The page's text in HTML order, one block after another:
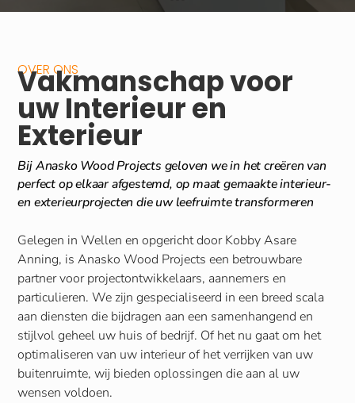
OVER ONS
Vakmanschap voor
uw Interieur en
Exterieur
Bij Anasko Wood Projects geloven we in het creëren van
perfect op elkaar afgestemd, op maat gemaakte interieur-
en exterieurprojecten die uw leefruimte transformeren
Gelegen in Wellen en opgericht door Kobby Asare
Anning, is Anasko Wood Projects een betrouwbare
partner voor projectontwikkelaars, aannemers en
particulieren. We zijn gespecialiseerd in een breed scala
aan diensten die bijdragen aan een samenhangend en
stijlvol geheel uw huis of bedrijf. Of het nu gaat om het
optimaliseren van uw interieur of het verrijken van uw
buitenruimte, wij bieden oplossingen die aan al uw
wensen voldoen.